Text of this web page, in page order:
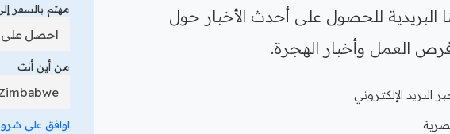
للحصول على أحدث الأخبار حول
العمل وأخبار الهجرة.
البريد الإلكتروني
مهتم بالسفر
من أين أنت
اوافق على